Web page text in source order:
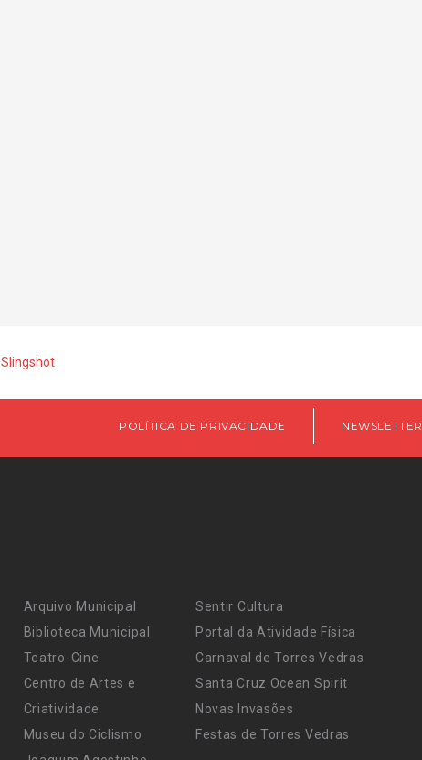
Slingshot
POLÍTICA DE PRIVACIDADE NEWSLETTER
Arquivo Municipal
Biblioteca Municipal
Teatro-Cine
Centro de Artes e
Criatividade
Museu do Ciclismo
Sentir Cultura
Portal da Atividade Física
Carnaval de Torres Vedras
Santa Cruz Ocean Spirit
Novas Invasões
Festas de Torres Vedras